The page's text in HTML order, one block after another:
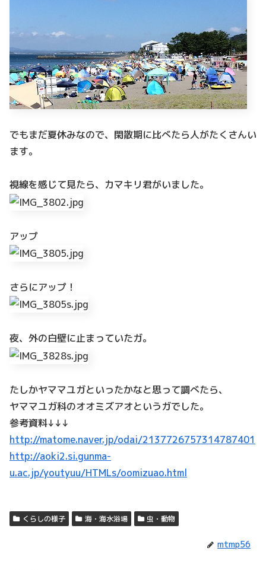
でもまだ夏休みなので、閑散期に比べたら人がたくさんい
ます。
視線を感じて見たら、カマキリ君がいました。
アップ
さらにアップ！
夜、外の白壁に止まっていたガ。
たしかヤママユガといったかなと思って調べたら、
ヤママユガ科のオオミズアオというガでした。
参考資料↓↓↓
http://matome.naver.jp/odai/2137726757314787401
http://aoki2.si.gunma-
u.ac.jp/youtyuu/HTMLs/oomizuao.html
くらしの様子 海・海水浴場 虫・動物
mtmp56